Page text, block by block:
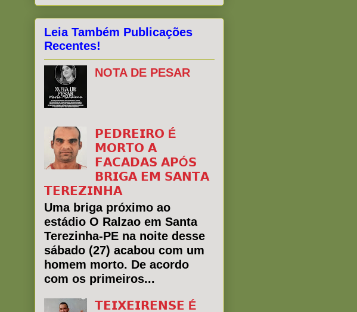
Leia Também Publicações
Recentes!
NOTA DE PESAR
𝗣𝗘𝗗𝗥𝗘𝗜𝗥𝗢 É
𝗠𝗢𝗥𝗧𝗢 𝗔
𝗙𝗔𝗖𝗔𝗗𝗔𝗦 𝗔𝗣Ó𝗦
𝗕𝗥𝗜𝗚𝗔 𝗘𝗠 𝗦𝗔𝗡𝗧𝗔
𝗧𝗘𝗥𝗘𝗭𝗜𝗡𝗛𝗔
Uma briga próximo ao
estádio O Ralzao em Santa
Terezinha-PE na noite desse
sábado (27) acabou com um
homem morto. De acordo
com os primeiros...
𝗧𝗘𝗜𝗫𝗘𝗜𝗥𝗘𝗡𝗦𝗘 É